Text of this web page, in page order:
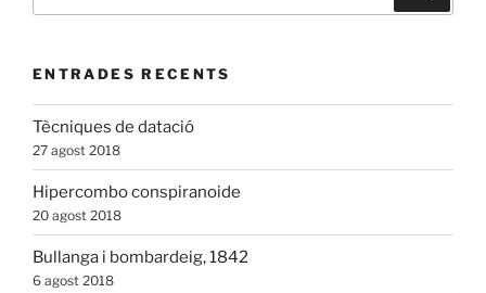
ENTRADES RECENTS
Tècniques de datació
27 agost 2018
Hipercombo conspiranoide
20 agost 2018
Bullanga i bombardeig, 1842
6 agost 2018